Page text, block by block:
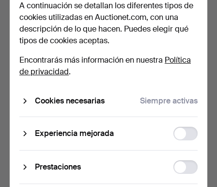
3 pujas
231 USD
2 pujas
231 USD
2004). el gran desnudo.
15 pujas
339 USD
ARAKI NOBUYOSHI.
tatuaje de tokio.
Subastado 29 nov 2014
520 USD
A continuación se detallan los diferentes tipos de
cookies utilizadas en Auctionet.com, con una
descripción de lo que hacen. Puedes elegir qué
tipos de cookies aceptas.
Encontrarás más información en nuestra Política
de privacidad.
Cookies necesarias Siempre activas
Experiencia mejorada
storage
Prestaciones
storage